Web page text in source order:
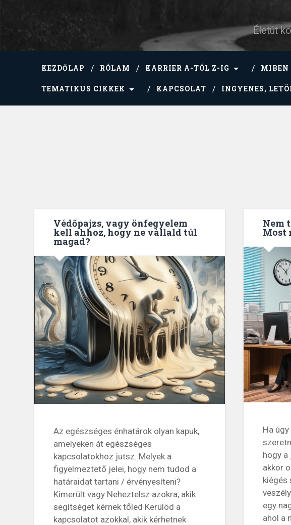
Életút
KEZDŐLAP RÓLAM KARRIER A-TÓL Z-IG MIBEN
TEMATIKUS CIKKEK KAPCSOLAT INGYENES,
Védőpajzs, vagy önfegyelem
kell ahhoz, hogy ne vállald túl
magad?
Az egészséges énhatárok olyan kapuk,
amelyeken át egészséges
kapcsolatokhoz jutsz. Melyek a
figyelmeztető jelei, hogy nem tudod a
határaidat tartani / érvényesíteni?
Kimerült vagy Neheztelsz azokra, akik
segítséget kérnek tőled Kerülöd a
kapcsolatot azokkal, akik kérhetnek
Nem
Most
Ha
hogy a
akkor
kiégés
egy
ahol a